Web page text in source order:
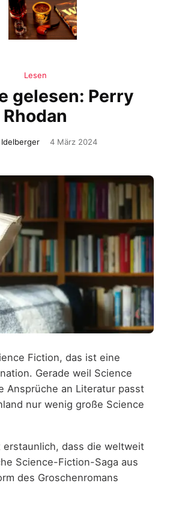
Lesen
gelesen: Perry
Rhodan
4 März 2024
Fiction, das ist eine
Gerade weil Science
Ansprüche an Literatur passt
nur wenig große Science
erstaunlich, dass die weltweit
Science-Fiction-Saga aus
des Groschenromans